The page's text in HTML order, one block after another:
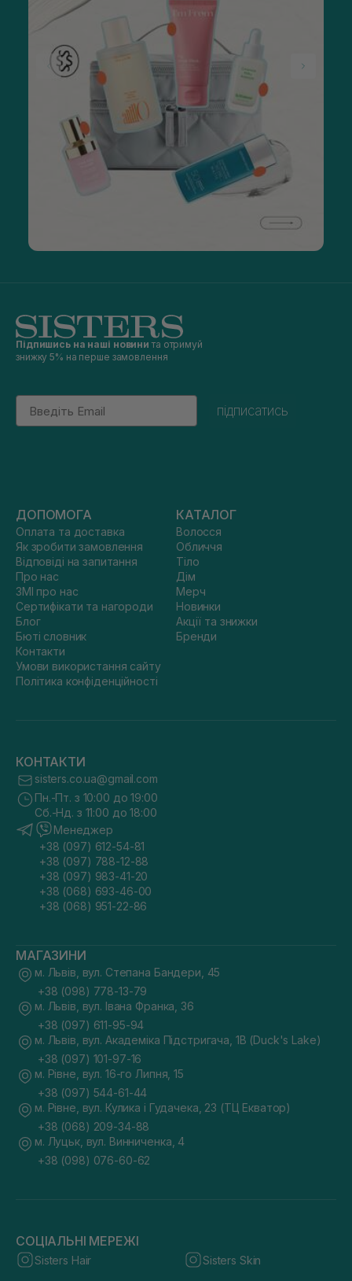
Підпишись на наші новини та отримуй
знижку 5% на перше замовлення
Email
підписатись
ДОПОМОГА
Оплата та доставка
Як зробити замовлення
Відповіді на запитання
Про нас
ЗМІ про нас
Сертифікати та нагороди
Блог
Бюті словник
Контакти
Умови використання сайту
Політика конфіденційності
КАТАЛОГ
Волосся
Обличчя
Тіло
Дім
Мерч
Новинки
Акції та знижки
Бренди
КОНТАКТИ
sisters.co.ua@gmail.com
Пн.-Пт. з 10:00 до 19:00
Сб.-Нд. з 11:00 до 18:00
Менеджер
+38 (097) 612-54-81
+38 (097) 788-12-88
+38 (097) 983-41-20
+38 (068) 693-46-00
+38 (068) 951-22-86
МАГАЗИНИ
м. Львів, вул. Степана Бандери, 45
+38 (098) 778-13-79
м. Львів, вул. Івана Франка, 36
+38 (097) 611-95-94
м. Львів, вул. Академіка Підстригача, 1В (Duck's Lake)
+38 (097) 101-97-16
м. Рівне, вул. 16-го Липня, 15
+38 (097) 544-61-44
м. Рівне, вул. Кулика і Гудачека, 23 (ТЦ Екватор)
+38 (068) 209-34-88
м. Луцьк, вул. Винниченка, 4
+38 (098) 076-60-62
СОЦІАЛЬНІ МЕРЕЖІ
Sisters Hair Sisters Skin